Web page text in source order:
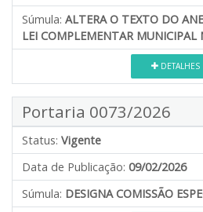
Súmula: ALTERA O TEXTO DO
LEI COMPLEMENTAR MUNICIPAL
DETALHES
Portaria 0073/2026
Status: Vigente
Data de Publicação: 09/02/2026
Súmula: DESIGNA COMISSÃO